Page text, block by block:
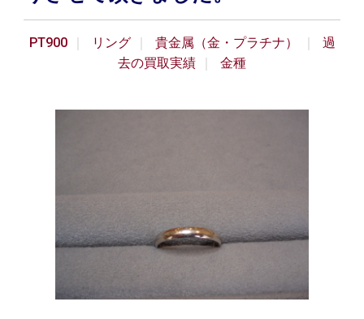
PT900 リング 貴金属（金・プラチナ）
過
去の買取実績
金種